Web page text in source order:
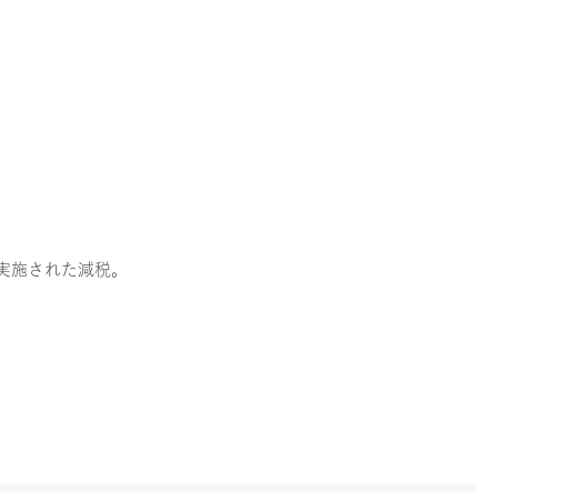
施された減税。